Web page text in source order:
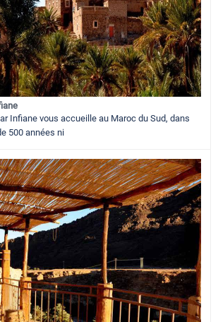
Infiane vous accueille au Maroc du Sud, dans
500 années ni